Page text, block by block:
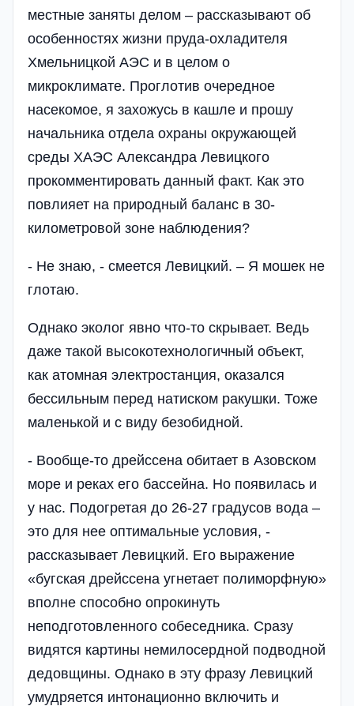
местные заняты делом – рассказывают об
особенностях жизни пруда-охладителя
Хмельницкой АЭС и в целом о
микроклимате. Проглотив очередное
насекомое, я захожусь в кашле и прошу
начальника отдела охраны окружающей
среды ХАЭС Александра Левицкого
прокомментировать данный факт. Как это
повлия­ет на природный баланс в 30-
километровой зоне наблюдения?
- Не знаю, - смеется Левицкий. – Я мошек не
глотаю.
Однако эколог явно что-то скрывает. Ведь
даже такой высокотехнологичный объект,
как атомная электростанция, оказался
бессильным перед натиском ракушки. Тоже
маленькой и с виду безобидной.
- Вообще-то дрейссена обитает в Азовском
море и реках его бассейна. Но появилась и
у нас. Подогретая до 26-27 градусов вода –
это для нее оптимальные условия, -
рассказывает Левицкий. Его выражение
«бугская дрейссена угнетает полиморфную»
вполне способно опрокинуть
неподготовленного собеседника. Сразу
видятся картины немилосердной подводной
дедовщины. Однако в эту фразу Левицкий
умудряется интонационно включить и